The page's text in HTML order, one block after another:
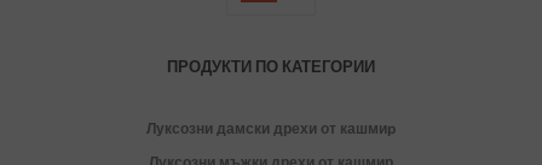
ПРОДУКТИ ПО КАТЕГОРИИ
Луксозни дамски дрехи от кашмиp